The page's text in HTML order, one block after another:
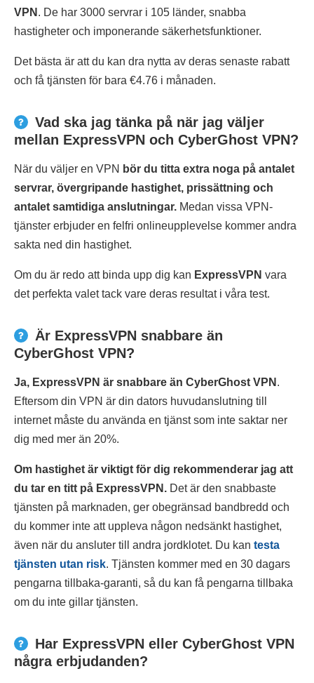
VPN . De har 3000 servrar i 105 länder, snabba
hastigheter och imponerande säkerhetsfunktioner.
Det bästa är att du kan dra nytta av deras senaste rabatt
och få tjänsten för bara €4.76 i månaden.
Vad ska jag tänka på när jag väljer
mellan ExpressVPN och CyberGhost VPN?
När du väljer en VPN bör du titta extra noga på antalet
servrar, övergripande hastighet, prissättning och
antalet samtidiga anslutningar. Medan vissa VPN-
tjänster erbjuder en felfri onlineupplevelse kommer andra
sakta ned din hastighet.
Om du är redo att binda upp dig kan ExpressVPN vara
det perfekta valet tack vare deras resultat i våra test.
Är ExpressVPN snabbare än
CyberGhost VPN?
Ja, ExpressVPN är snabbare än CyberGhost VPN .
Eftersom din VPN är din dators huvudanslutning till
internet måste du använda en tjänst som inte saktar ner
dig med mer än 20%.
Om hastighet är viktigt för dig rekommenderar jag att
du tar en titt på ExpressVPN. Det är den snabbaste
tjänsten på marknaden, ger obegränsad bandbredd och
du kommer inte att uppleva någon nedsänkt hastighet,
även när du ansluter till andra jordklotet. Du kan testa
tjänsten utan risk. Tjänsten kommer med en 30 dagars
pengarna tillbaka-garanti, så du kan få pengarna tillbaka
om du inte gillar tjänsten.
Har ExpressVPN eller CyberGhost VPN
några erbjudanden?